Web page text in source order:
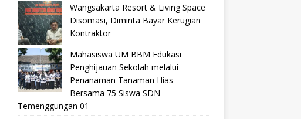
Wangsakarta Resort & Living Space
Disomasi, Diminta Bayar Kerugian
Kontraktor
Mahasiswa UM BBM Edukasi
Penghijauan Sekolah melalui
Penanaman Tanaman Hias
Bersama 75 Siswa SDN
Temenggungan 01